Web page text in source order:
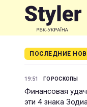
ПОСЛЕДНИЕ
19:51 ГОРОСКОПЫ
Финансовая
эти 4 знака